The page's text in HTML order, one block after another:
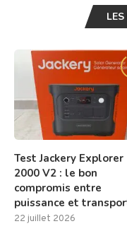
Test Jackery Explorer
2000 V2 : le bon
compromis entre
puissance et
22 juillet 2026